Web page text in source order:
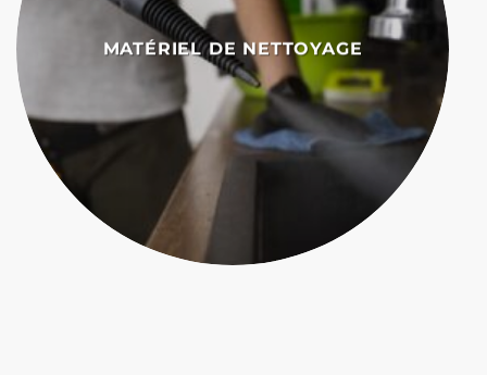
MATÉRIEL DE NETTOYAGE